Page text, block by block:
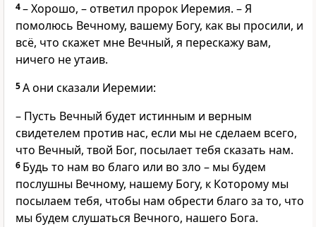
4– Хорошо, – ответил пророк Иеремия. – Я
помолюсь Вечному, вашему Богу, как вы просили, и
всё, что скажет мне Вечный, я перескажу вам,
ничего не утаив.
5А они сказали Иеремии:
– Пусть Вечный будет истинным и верным
свидетелем против нас, если мы не сделаем всего,
что Вечный, твой Бог, посылает тебя сказать нам.
6 Будь то нам во благо или во зло – мы будем
послушны Вечному, нашему Богу, к Которому мы
посылаем тебя, чтобы нам обрести благо за то, что
мы будем слушаться Вечного, нашего Бога.